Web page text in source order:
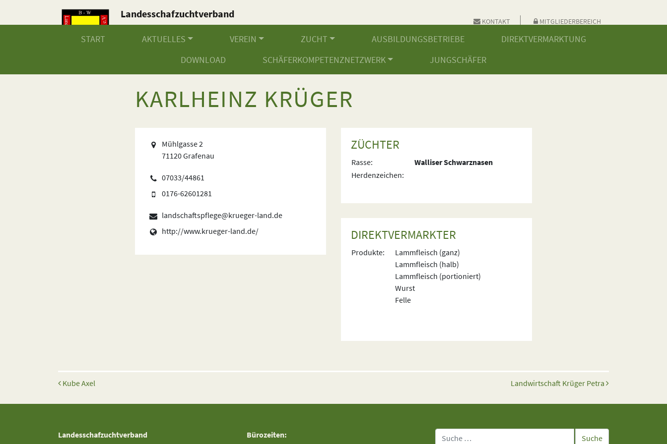
Landesschafzuchtverband
Baden-Württemberg e.V.
KONTAKT MITGLIEDERBEREICH
START AKTUELLES VEREIN ZUCHT AUSBILDUNGSBETRIEBE
DIREKTVERMARKTUNG
DOWNLOAD
SCHÄFERKOMPETENZNETZWERK JUNGSCHÄFER
KARLHEINZ KRÜGER
Mühlgasse 2
71120 Grafenau
07033/44861
0176-62601281
landschaftspflege@krueger-land.de
http://www.krueger-land.de/
ZÜCHTER
Rasse:
Walliser Schwarznasen
Herdenzeichen:
DIREKTVERMARKTER
Produkte:
Lammfleisch (ganz)
Lammfleisch (halb)
Lammfleisch (portioniert)
Wurst
Felle
Beitrags-Navigation
Kube Axel Landwirtschaft Krüger Petra
Landesschafzuchtverband
Bürozeiten:
Suche